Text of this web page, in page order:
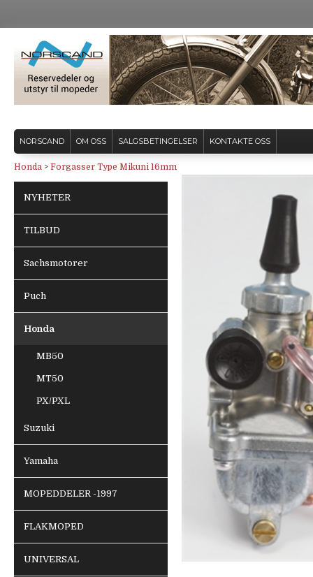
NORSCAND OM OSS SALGSBETINGELSER KONTAKTE OSS
Honda > Forgasser Type Mikuni 16mm
NYHETER
TILBUD
Sachsmotorer
Puch
Honda
MB50
MT50
PX/PXL
Suzuki
Yamaha
MOPEDDELER -1997
FLAKMOPED
UNIVERSAL